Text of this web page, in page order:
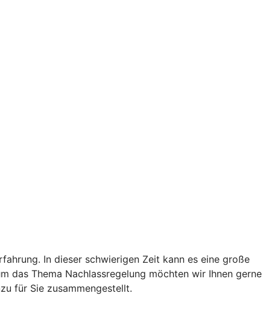
In dieser schwierigen Zeit kann es eine große
das Thema Nachlassregelung möchten wir Ihnen gerne
für Sie zusammengestellt.